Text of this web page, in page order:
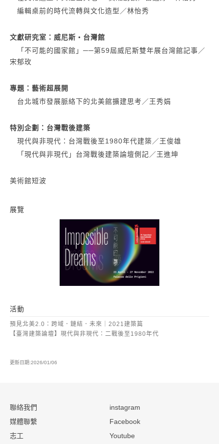
編輯桌前的時代流轉與文化造型／林怡秀
文獻研究室：威尼斯・台灣館
「不可能的國家館」──第59屆威尼斯雙年展台灣館記事／
宋郁玫
專題：藝術超展開
台北城市發展脈絡下的北美館擴建思考／王秀娟
特別企劃：台灣戰後建築
現代與非現代：台灣戰後至1980年代建築／王俊雄
「現代與非現代」台灣戰後建築論壇側記／王進坤
美術館短波
展覽
活動
預見北美2.0：跨域．鏈結．未來｜2021建築篇
【臺灣建築論壇】現代與非現代：二戰後至1980年代
更新日期:2026/01/06
聯絡我們
媒體聯繫
志工
instagram
Facebook
Youtube